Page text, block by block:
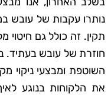
נותרו עקבות של עובש
תקין. זה כולל גם חיטוי
חוזרת של עובש בעתיד.
השוטפת ומבצעי ניקוי
את הלקוחות בנוגע